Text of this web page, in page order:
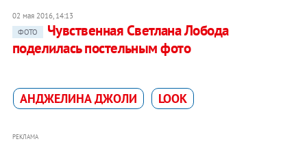
02 мая 2016, 14:13
ФОТО
Чувственная Светлана Лобода
поделилась постельным фото
АНДЖЕЛИНА ДЖОЛИ LOOK
РЕКЛАМА